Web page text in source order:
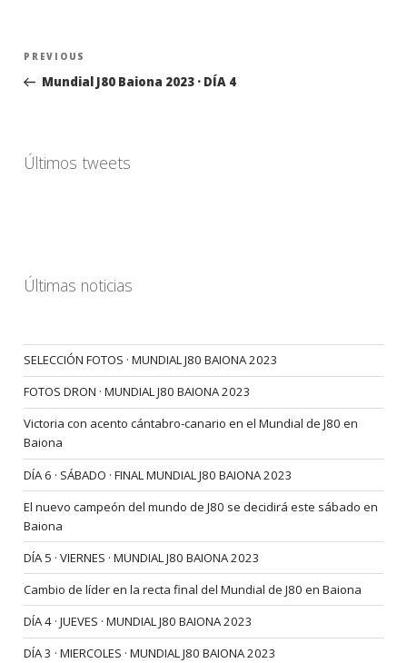
Navegación
entradas
Previous
Post
PREVIOUS
Mundial J80 Baiona 2023 · DÍA 4
Últimos tweets
Últimas noticias
SELECCIÓN FOTOS · MUNDIAL J80 BAIONA 2023
FOTOS DRON · MUNDIAL J80 BAIONA 2023
Victoria con acento cántabro-canario en el Mundial de J80 en
Baiona
DÍA 6 · SÁBADO · FINAL MUNDIAL J80 BAIONA 2023
El nuevo campeón del mundo de J80 se decidirá este sábado en
Baiona
DÍA 5 · VIERNES · MUNDIAL J80 BAIONA 2023
Cambio de líder en la recta final del Mundial de J80 en Baiona
DÍA 4 · JUEVES · MUNDIAL J80 BAIONA 2023
DÍA 3 · MIERCOLES · MUNDIAL J80 BAIONA 2023